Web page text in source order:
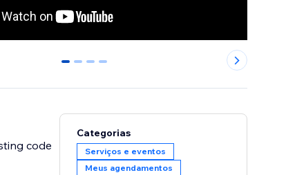
0 1 2 3
code
Categorias
Serviços e eventos
Meus agendamentos